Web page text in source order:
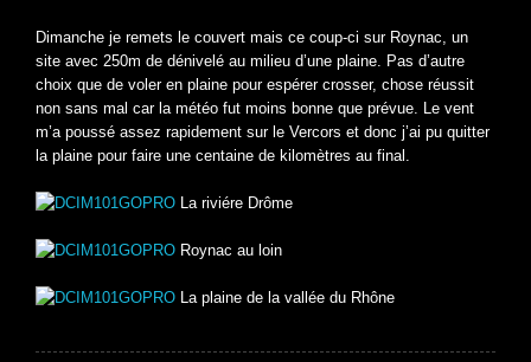
Dimanche je remets le couvert mais ce coup-ci sur Roynac, un
site avec 250m de dénivelé au milieu d’une plaine. Pas d’autre
choix que de voler en plaine pour espérer crosser, chose réussit
non sans mal car la météo fut moins bonne que prévue. Le vent
m’a poussé assez rapidement sur le Vercors et donc j’ai pu quitter
la plaine pour faire une centaine de kilomètres au final.
La riviére Drôme
Roynac au loin
La plaine de la vallée du Rhône